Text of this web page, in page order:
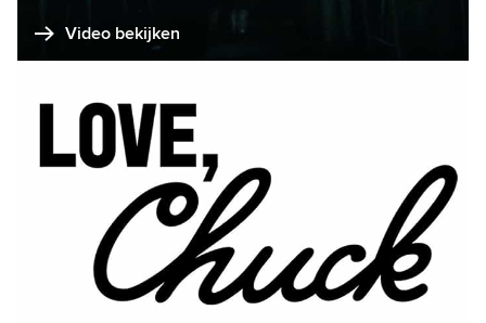
Video bekijken